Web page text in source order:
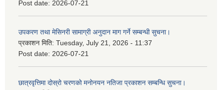
Post date: 2026-07-21
उपकरण तथा मेसिनरी सामाग्री अनुदान माग गर्ने सम्बन्धी सुचना।
प्रकाशन मिति: Tuesday, July 21, 2026 - 11:37
Post date: 2026-07-21
छात्रवृत्तिमा दोस्रो चरणको मनोनयन नतिजा प्रकाशन सम्बन्धि सुचना।